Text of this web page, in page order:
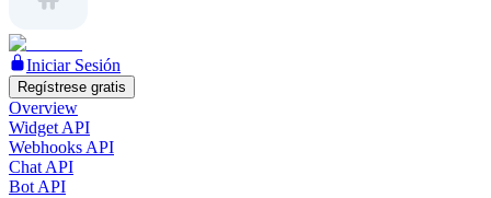
Iniciar Sesión
Regístrese gratis
Overview
Widget API
Webhooks API
Chat API
Bot API